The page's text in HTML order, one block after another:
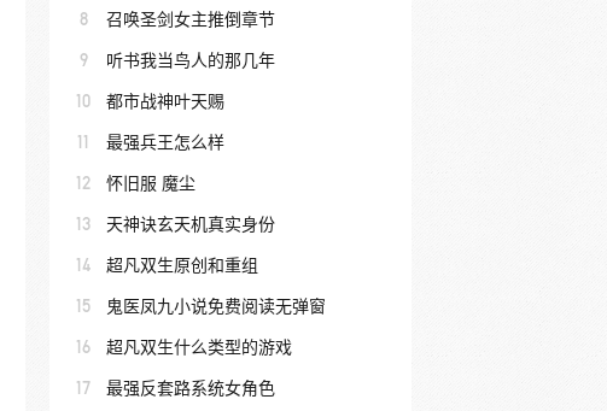
8 召唤圣剑女主推倒章节
9 听书我当鸟人的那几年
10 都市战神叶天赐
11 最强兵王怎么样
12 怀旧服 魔尘
13 天神诀玄天机真实身份
14 超凡双生原创和重组
15 鬼医凤九小说免费阅读无弹窗
16 超凡双生什么类型的游戏
17 最强反套路系统女角色